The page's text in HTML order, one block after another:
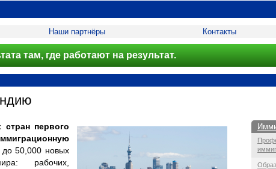
Наши партнёры Контакты
там, где работают на результат.
первого
до 50,000 новых
рабочих,